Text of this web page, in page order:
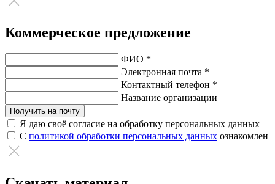
Коммерческое предложение
ФИО *
Электронная почта *
Контактный телефон *
Название организации
Получить на почту
Я даю своё согласие на обработку персональных данных
С политикой обработки персональных данных ознакомлен